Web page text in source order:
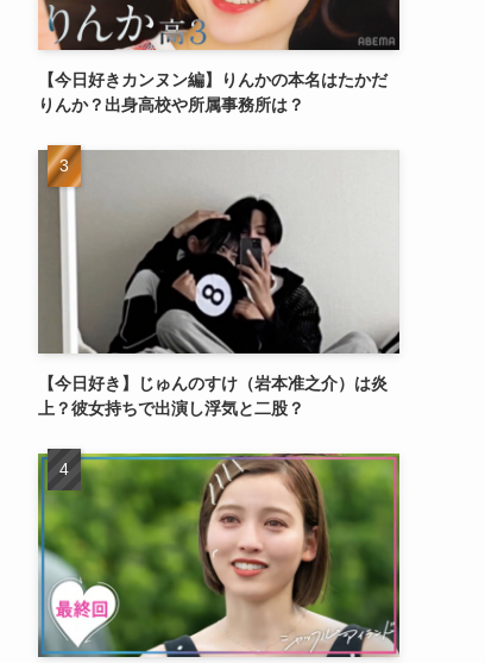
【今日好きカンヌン編】りんかの本名はたかだ
りんか？出身高校や所属事務所は？
【今日好き】じゅんのすけ（岩本准之介）は炎
上？彼女持ちで出演し浮気と二股？